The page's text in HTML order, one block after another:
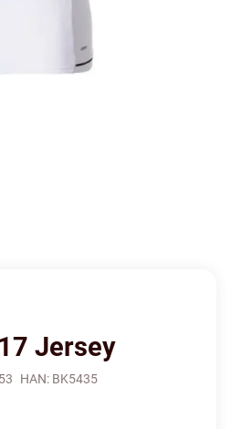
Jersey
HAN: BK5435